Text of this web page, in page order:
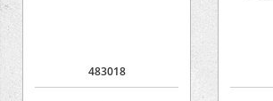
483018